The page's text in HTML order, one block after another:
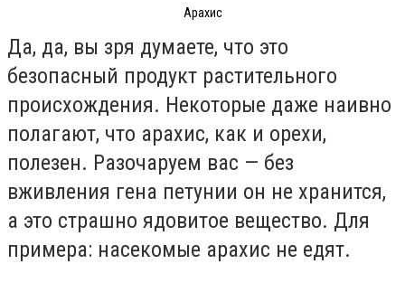
Арахис
Да, да, вы зря думаете, что это
безопасный продукт растительного
происхождения. Некоторые даже наивно
полагают, что арахис, как и орехи,
полезен. Разочаруем вас — без
вживления гена петунии он не хранится,
а это страшно ядовитое вещество. Для
примера: насекомые арахис не едят.